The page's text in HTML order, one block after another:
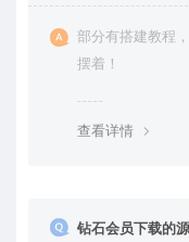
部分有搭建教程
摆着！
查看详情
钻石会员下载的